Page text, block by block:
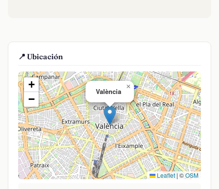
📍 Ubicación
València
×
+
−
Leaflet |©OSM